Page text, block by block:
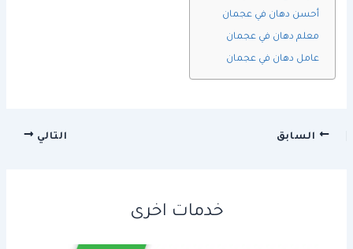
أحسن دهان في عجمان
معلم دهان في عجمان
عامل دهان في عجمان
السابق التالي
خدمات اخرى